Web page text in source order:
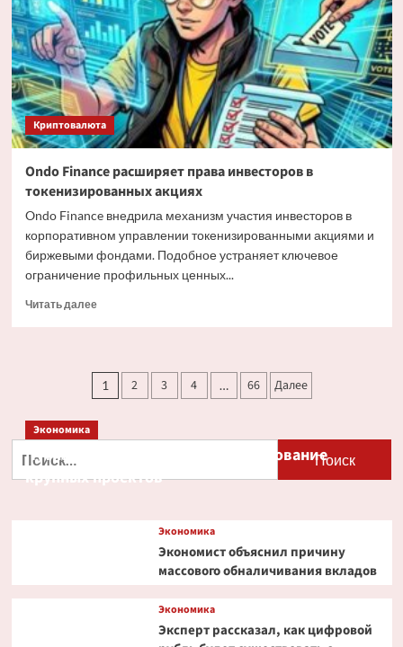
на
Bitcoin
Криптовалюта
Ondo Finance расширяет права инвесторов в
токенизированных акциях
Ondo Finance внедрила механизм участия инвесторов в
корпоративном управлении токенизированными акциями и
биржевыми фондами. Подобное устраняет ключевое
ограничение профильных ценных...
Читать далееПрочитать
Finance
расширяет
инвесторов
в
Пагинация
записей
1 2 3 4 … 66 Далее
Экономика
Путин и Костин обсудили кредитование
крупных проектов
Экономика
Экономист объяснил причину
массового обналичивания вкладов
Экономика
Эксперт рассказал, как цифровой